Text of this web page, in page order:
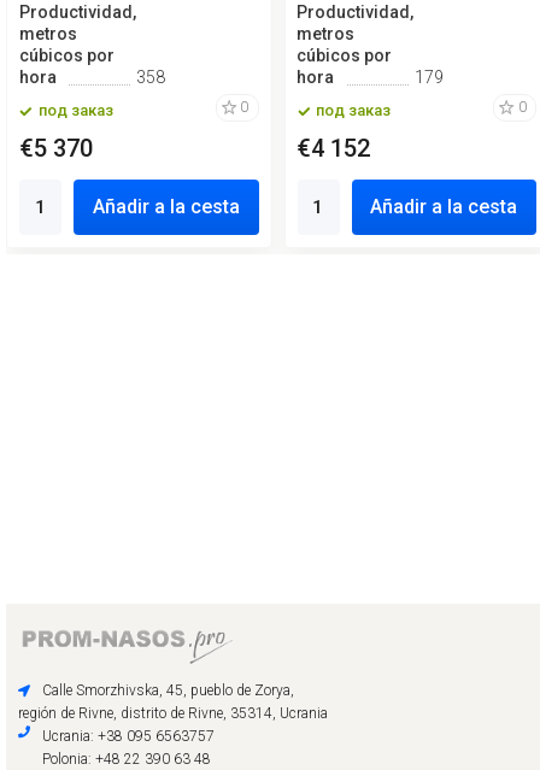
Productividad,
metros
cúbicos por
hora
358
под заказ 0
€5 370
Añadir a la cesta
Productividad,
metros
cúbicos por
hora
179
под заказ 0
€4 152
Añadir a la cesta
Calle Smorzhivska, 45, pueblo de Zorya,
región de Rivne, distrito de Rivne, 35314, Ucrania
Ucrania: +38 095 6563757
Polonia: +48 22 390 63 48